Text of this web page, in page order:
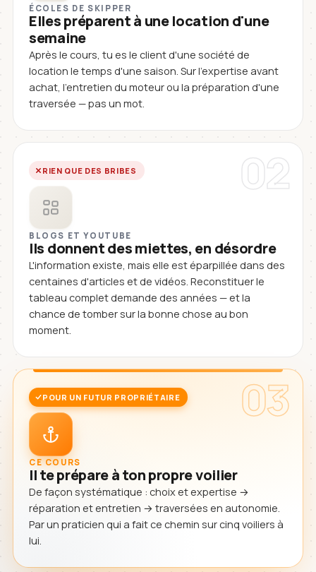
ÉCOLES DE SKIPPER
Elles préparent à une location d'une
semaine
Après le cours, tu es le client d'une société de
location le temps d'une saison. Sur l'expertise avant
achat, l'entretien du moteur ou la préparation d'une
traversée — pas un mot.
02
RIEN QUE DES BRIBES
BLOGS ET YOUTUBE
Ils donnent des miettes, en désordre
L'information existe, mais elle est éparpillée dans des
centaines d'articles et de vidéos. Reconstituer le
tableau complet demande des années — et la
chance de tomber sur la bonne chose au bon
moment.
03
POUR UN FUTUR PROPRIÉTAIRE
CE COURS
Il te prépare à ton propre voilier
De façon systématique : choix et expertise →
réparation et entretien → traversées en autonomie.
Par un praticien qui a fait ce chemin sur cinq voiliers à
lui.